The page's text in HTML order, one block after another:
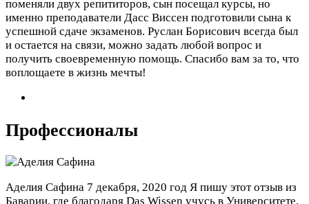
поменяли двух репититоров, сын посещал курсы, но
именно преподаватели Дасс Виссен подготовили сына к
успешной сдаче экзаменов. Руслан Борисович всегда был
и остается на связи, можно задать любой вопрос и
получить своевременную помощь. Спасибо вам за то, что
воплощаете в жизнь мечты!
Профессионалы
Аделия Сафина 7 декабря, 2020 год Я пишу этот отзыв из
Баварии, где благодаря Das Wissen учусь в Университете.